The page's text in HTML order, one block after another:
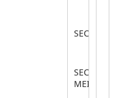
SEC. DE
SEC. DE
MEIO